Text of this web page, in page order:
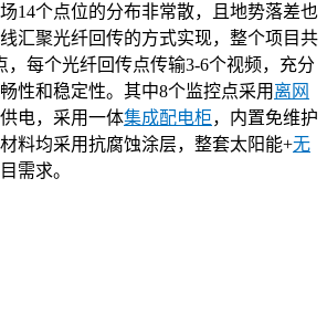
14个点位的分布非常散，且地势落差也
汇聚光纤回传的方式实现，整个项目共
，每个光纤回传点传输3-6个视频，充分
性和稳定性。其中8个监控点采用 离网
电，采用一体集成配电柜，内置免维护
料均采用抗腐蚀涂层，整套太阳能+无
需求。